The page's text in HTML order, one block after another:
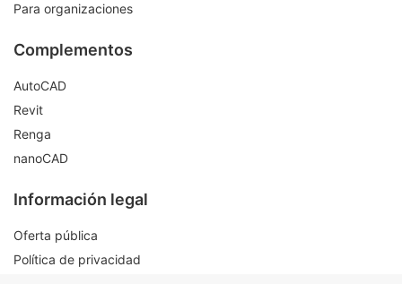
Para organizaciones
Complementos
AutoCAD
Revit
Renga
nanoCAD
Información legal
Oferta pública
Política de privacidad